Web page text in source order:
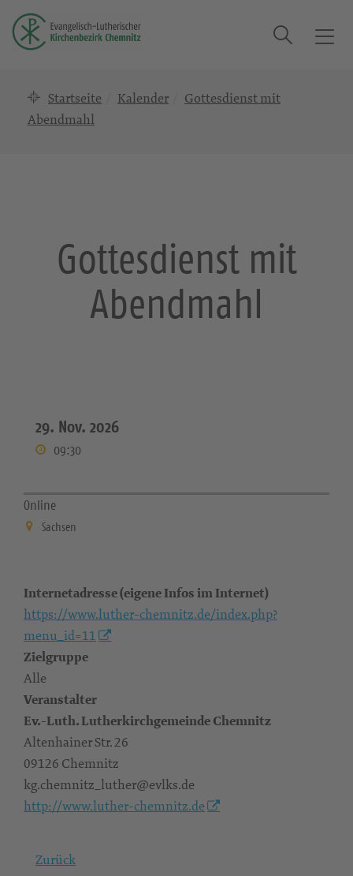
T
Suche
Startseite Kalender
Gottesdienst mit
Abendmahl
Gottesdienst mit
Abendmahl
29. Nov. 2026
09:30
Online
Sachsen
Internetadresse (eigene Infos im Internet)
https://www.luther-chemnitz.de/index.php?
menu_id=11
Zielgruppe
Alle
Veranstalter
Ev.-Luth. Lutherkirchgemeinde Chemnitz
Altenhainer Str. 26
09126 Chemnitz
kg.chemnitz_luther@evlks.de
http://www.luther-chemnitz.de
Zurück